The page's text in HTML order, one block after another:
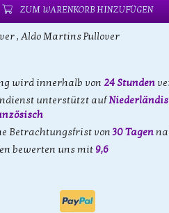
ZUM WARENKORB HINZUFÜGEN
, Aldo Martins Pullover
wird innerhalb von 24 Stunden
unterstützt auf
Betrachtungsfrist von30 Tagen
bewerten uns mit 9,6